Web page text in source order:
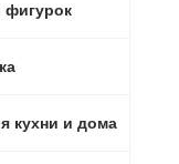
фигурок
кухни и дома